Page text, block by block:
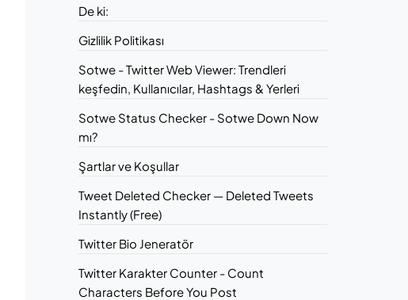
De ki:
Gizlilik Politikası
Sotwe - Twitter Web Viewer: Trendleri
keşfedin, Kullanıcılar, Hashtags & Yerleri
Sotwe Status Checker - Sotwe Down Now
mı?
Şartlar ve Koşullar
Tweet Deleted Checker — Deleted Tweets
Instantly (Free)
Twitter Bio Jeneratör
Twitter Karakter Counter - Count
Characters Before You Post